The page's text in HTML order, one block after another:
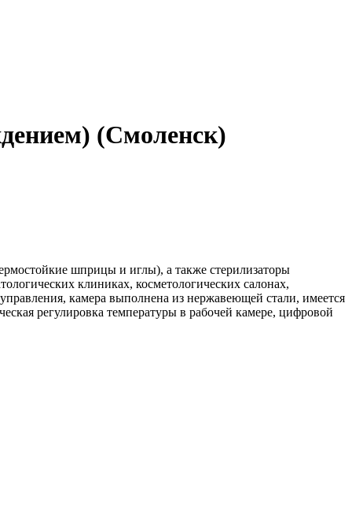
(Смоленск)
шприцы и иглы), а также стерилизаторы
клиниках, косметологических салонах,
камера выполнена из нержавеющей стали, имеется
регулировка температуры в рабочей камере, цифровой